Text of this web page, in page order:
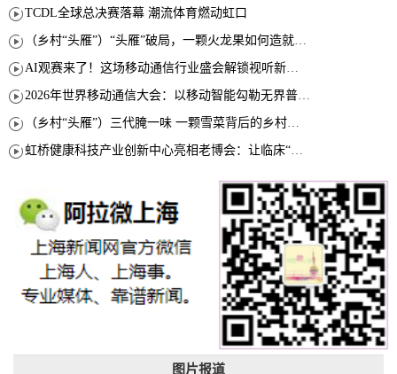
TCDL全球总决赛落幕 潮流体育燃动虹口
（乡村“头雁”）“头雁”破局，一颗火龙果如何造就沪上乡村特色产业化路径
AI观赛来了！这场移动通信行业盛会解锁视听新玩法
2026年世界移动通信大会：以移动智能勾勒无界普惠新愿景
（乡村“头雁”）三代腌一味 一颗雪菜背后的乡村致富经
虹桥健康科技产业创新中心亮相老博会：让临床“需求”定义银发经济新生态
图片报道